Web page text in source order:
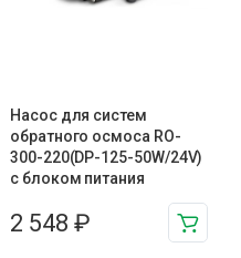
Насос для систем
обратного осмоса RO-
300-220(DP-125-50W/24V)
с блоком питания
2 548 ₽